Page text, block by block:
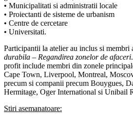
• Municipalitati si administratii locale
• Proiectanti de sisteme de urbanism
• Centre de cercetare
• Universitati.
Participantii la atelier au inclus si membri
durabila – Regandirea zonelor de afaceri
profit include membri din zonele
Cape Town, Liverpool, Montreal,
precum si companii precum Bouygues,
Hermitage, Oger International si Unibail
Stiri asemanatoare: